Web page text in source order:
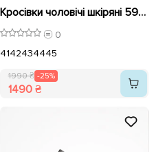
Кросівки чоловічі шкіряні 593223 Чорні розпродаж
0
4142434445
1990 ₴ -25%
1490 ₴